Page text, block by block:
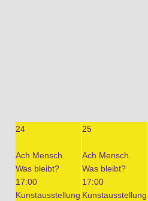
24
Ach Mensch.
Was bleibt?
17:00
Kunstausstellung
25
Ach Mensch.
Was bleibt?
17:00
Kunstausstellung